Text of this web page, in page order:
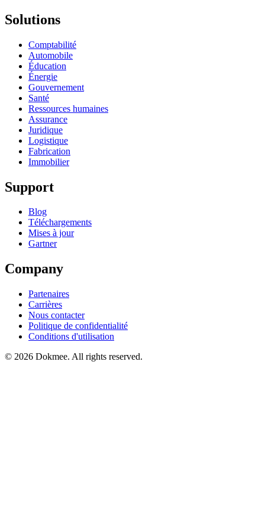
Solutions
Comptabilité
Automobile
Éducation
Énergie
Gouvernement
Santé
Ressources humaines
Assurance
Juridique
Logistique
Fabrication
Immobilier
Support
Blog
Téléchargements
Mises à jour
Gartner
Company
Partenaires
Carrières
Nous contacter
Politique de confidentialité
Conditions d'utilisation
© 2026 Dokmee. All rights reserved.